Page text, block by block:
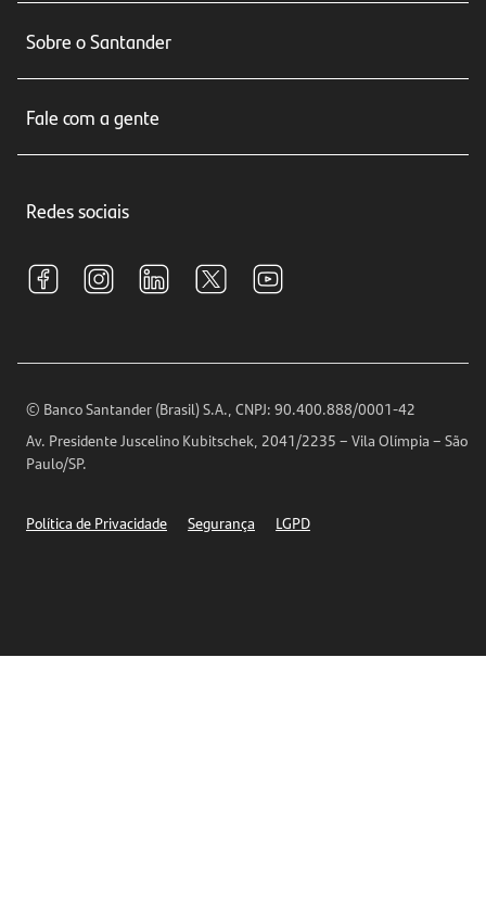
Seguros
Crédito e Financiamentos
Investimentos
Sobre o Santander
Relações com Investidores
Fale com a gente
Central de Renegociação
S.A.C
Encontre nossas agências
Horários de Atendimento
Telefones
Redes sociais
© Banco Santander (Brasil) S.A., CNPJ: 90.400.888/0001-42
Av. Presidente Juscelino Kubitschek, 2041/2235 – Vila Olímpia – São
Paulo/SP.
Política de Privacidade Segurança LGPD